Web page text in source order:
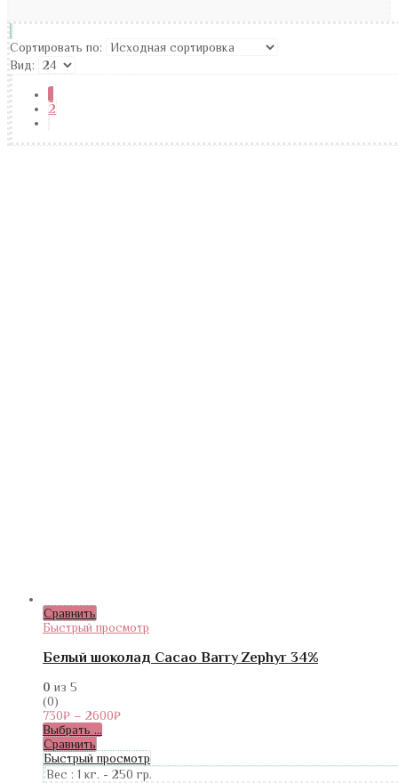
Сортировать по:
Вид:
2
Сравнить
Быстрый просмотр
Белый шоколад Cacao Barry Zephyr 34%
0 из 5
(0)
730₽ – 2600₽
Выбрать ...
Сравнить
Быстрый просмотр
Вес : 1 кг. - 250 гр.